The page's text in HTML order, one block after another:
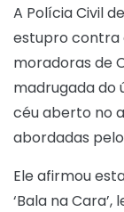
A Polícia Civil
estupro contra
moradoras de
madrugada do
céu aberto no
abordadas
Ele afirmou
‘Bala na